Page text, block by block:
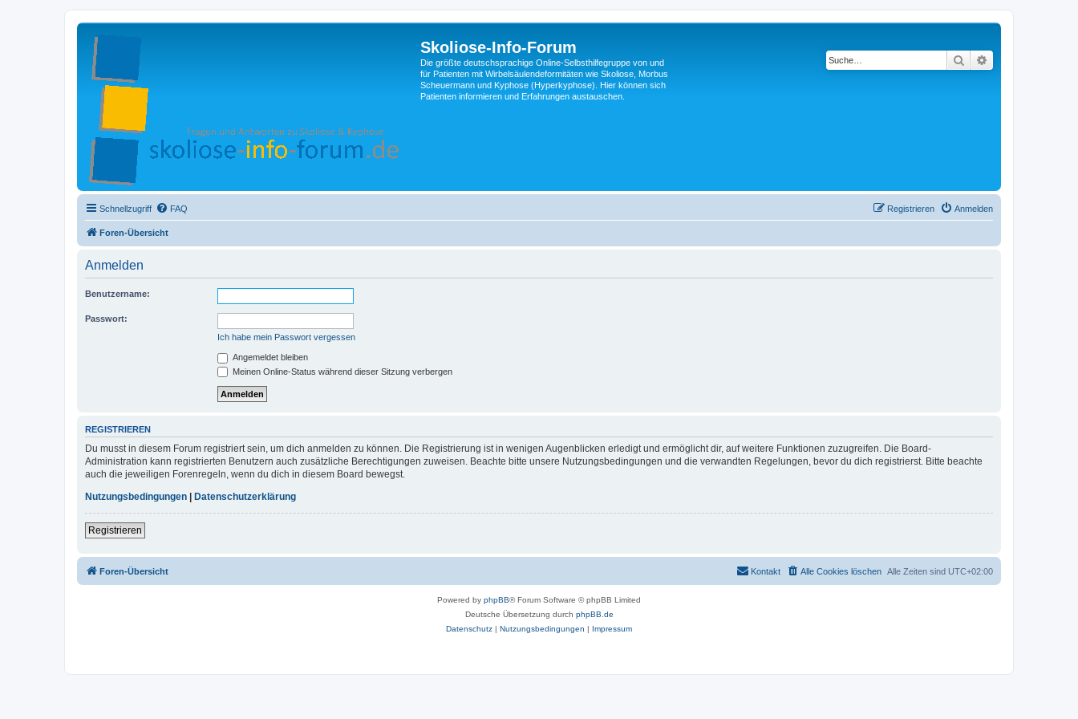
Skoliose-Info-Forum
Die größte deutschsprachige Online-Selbsthilfegruppe von und
für Patienten mit Wirbelsäulendeformitäten wie Skoliose, Morbus
Scheuermann und Kyphose (Hyperkyphose). Hier können sich
Patienten informieren und Erfahrungen austauschen.
Suche
Schnellzugriff FAQ Anmelden
Registrieren
Foren-Übersicht
Anmelden
Benutzername:
Passwort:
Ich habe mein Passwort vergessen
Angemeldet bleiben
Meinen Online-Status während dieser Sitzung verbergen
REGISTRIEREN
Du musst in diesem Forum registriert sein, um dich anmelden zu können. Die Registrierung ist in wenigen Augenblicken erledigt und ermöglicht dir, auf weitere Funktionen zuzugreifen. Die Board-
Administration kann registrierten Benutzern auch zusätzliche Berechtigungen zuweisen. Beachte bitte unsere Nutzungsbedingungen und die verwandten Regelungen, bevor du dich registrierst. Bitte beachte
auch die jeweiligen Forenregeln, wenn du dich in diesem Board bewegst.
Nutzungsbedingungen | Datenschutzerklärung
Registrieren
Foren-Übersicht Alle Zeiten sind UTC+02:00
Alle Cookies löschen
Kontakt
Powered by phpBB® Forum Software © phpBB Limited
Deutsche Übersetzung durch phpBB.de
Datenschutz | Nutzungsbedingungen | Impressum